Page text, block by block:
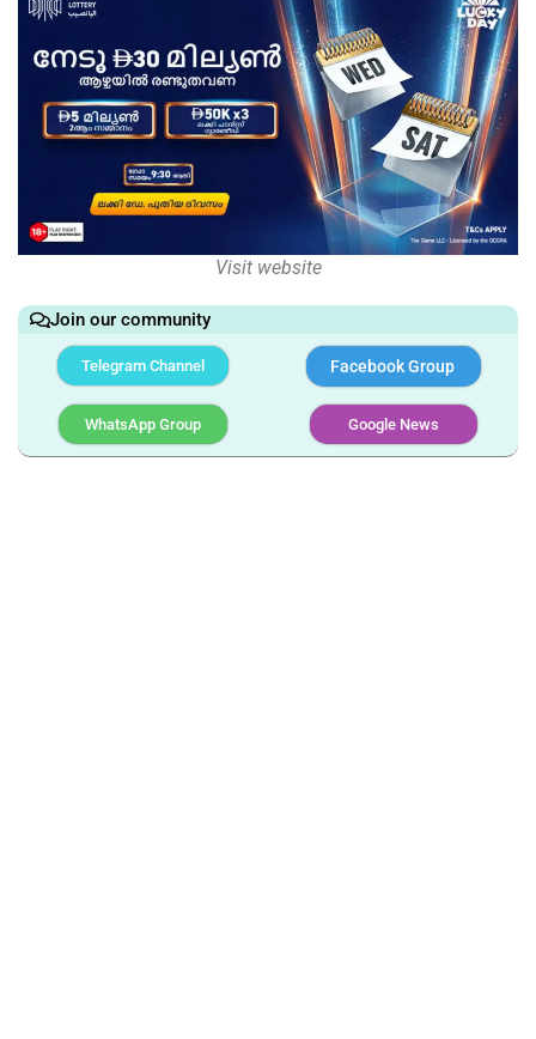
Visit website
Join our community
Telegram Channel Facebook Group
WhatsApp Group Google News